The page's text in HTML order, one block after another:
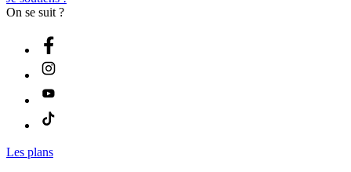
On se suit ?
Les plans